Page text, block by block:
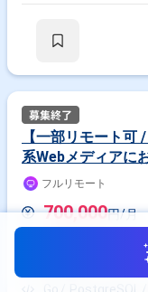
運用保守および改善 ・
circleci、Docker、
Google Cloud、AWS ・貸
人物像 ・異なる職種のメ
できる方 ・日々速いスピ
※継続の可能性あり
望 休科取得：事前に仰
所：原則フルリモー
出社場所：2025年2
2月22日以降（神谷町駅
【一部リモート
系Webメディアに
フルリモート
700,000円/月
業務委託(フリーラ